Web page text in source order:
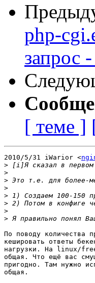
php-
запрос
[ теме ]
2010/5/31 iWarior <
>
>
>
>
>
>
>
>
По поводу количества
кешировать ответы
нагрузки. На linux/
общая. Что ещё вас
пригодно. Там нужно
общая.